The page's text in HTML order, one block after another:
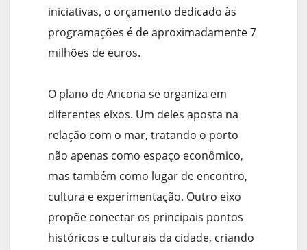
iniciativas, o orçamento dedicado às
programações é de aproximadamente 7
milhões de euros.
O plano de Ancona se organiza em
diferentes eixos. Um deles aposta na
relação com o mar, tratando o porto
não apenas como espaço econômico,
mas também como lugar de encontro,
cultura e experimentação. Outro eixo
propõe conectar os principais pontos
históricos e culturais da cidade, criando